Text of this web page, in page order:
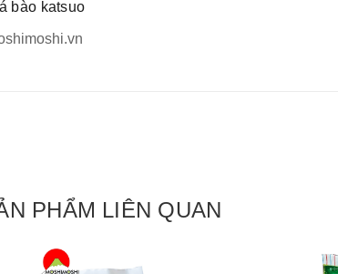
bào katsuo
PHẨM LIÊN QUAN